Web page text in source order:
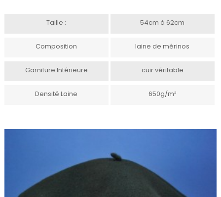
Taille : 54cm à 62cm
Composition laine de mérinos
Garniture Intérieure cuir véritable
Densité Laine 650g/m²